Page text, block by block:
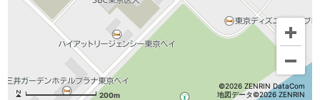
200m
©2026 ZENRIN DataCom
地図データ©2026 ZENRIN